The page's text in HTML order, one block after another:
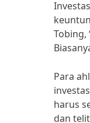
Para
harus
dan